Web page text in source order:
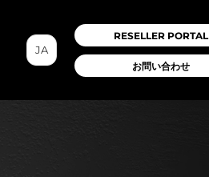
RESELLER PORTAL
お問い合わせ
JA